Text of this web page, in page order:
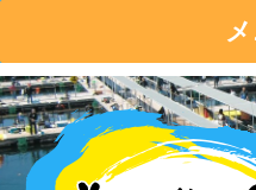
コ
ン
テ
ン